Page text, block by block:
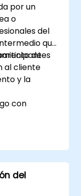
por un
o
del
que
de
al cliente
y la
con
de
del